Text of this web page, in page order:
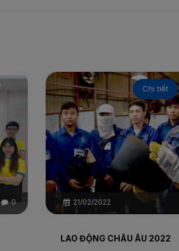
0 21/02/2022
Chi tiết
LAO ĐỘNG CHÂU ÂU 2022